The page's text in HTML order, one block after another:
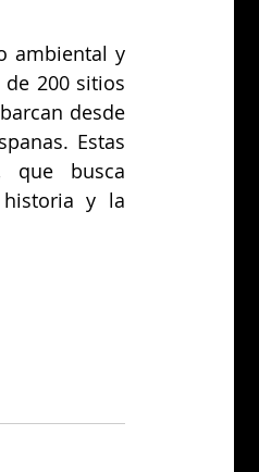
ambiental y
200 sitios
desde
Estas
que busca
y la